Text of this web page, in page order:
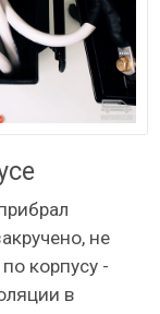
не
корпусу -
в